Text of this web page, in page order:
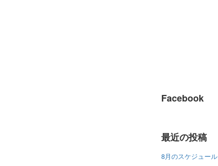
Facebook
最近の投稿
8月のスケジュール